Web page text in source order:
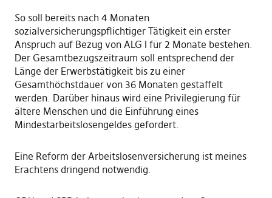
So soll bereits nach 4 Monaten
sozialversicherungspflichtiger Tätigkeit ein erster
Anspruch auf Bezug von ALG I für 2 Monate bestehen.
Der Gesamtbezugszeitraum soll entsprechend der
Länge der Erwerbstätigkeit bis zu einer
Gesamthöchstdauer von 36 Monaten gestaffelt
werden. Darüber hinaus wird eine Privilegierung für
ältere Menschen und die Einführung eines
Mindestarbeitslosengeldes gefordert.
Eine Reform der Arbeitslosenversicherung ist meines
Erachtens dringend notwendig.